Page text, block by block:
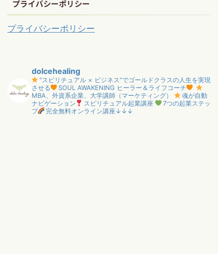
プライバシーポリシー
プライバシーポリシー
dolcehealing
"スピリチュアル × ビジネス”でゴールドクラスの人生を実現
させる
SOUL AWAKENING ヒーラー＆ライフコーチ
MBA、外資系企業、大学講師（マーケティング）
魂が自動
ナビゲーション
スピリチュアル起業講座
7つの起業ステッ
プ
完全無料オンライン講座↓↓↓